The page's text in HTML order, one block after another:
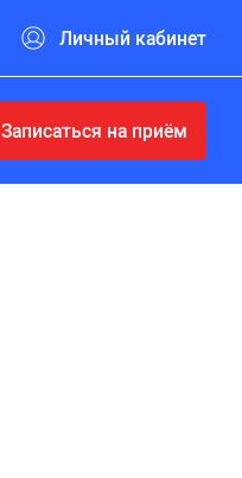
Личный кабинет
Записаться на приём